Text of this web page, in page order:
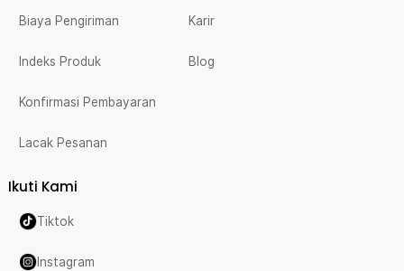
Biaya Pengiriman
Indeks Produk
Konfirmasi Pembayaran
Lacak Pesanan
Karir
Blog
Ikuti Kami
Tiktok
Instagram